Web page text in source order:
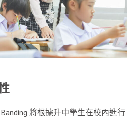
將根據升中學生在校內進行